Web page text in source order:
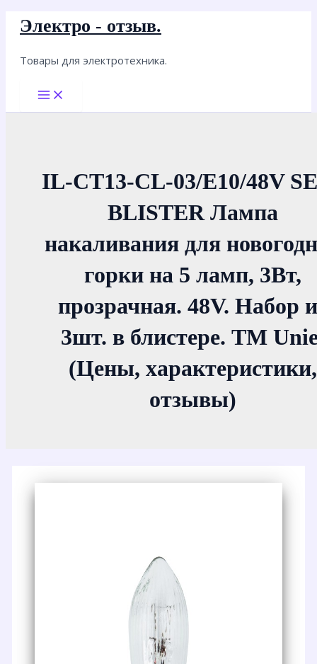
Перейти
содержимому
Электро - отзыв.
Товары для электротехника.
Main
Menu
IL-CT13-CL-03/E10/48V
BLISTER Лампа
накаливания для
горки на 5 ламп, 3Вт,
прозрачная. 48V. Набор
3шт. в блистере. ТМ
(Цены, характеристики,
отзывы)